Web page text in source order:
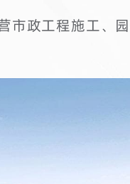
建筑装修领域